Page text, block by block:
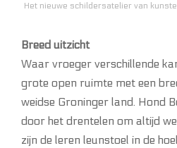
Het nieuwe schildersatelier van
Breed uitzicht
Waar vroeger verschillende
grote open ruimte met een
weidse Groninger land. Hond
door het drentelen om altijd
zijn de leren leunstoel in de